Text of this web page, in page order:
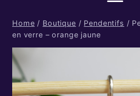
Home / Boutique / Pendentifs /
en verre – orange jaune